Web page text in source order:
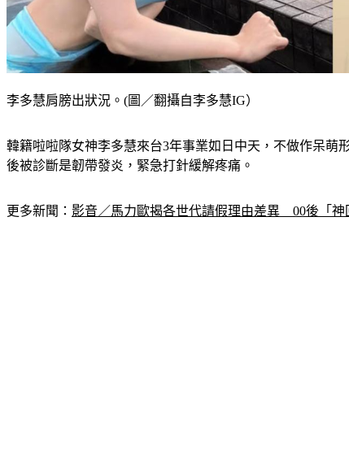
李多慧肩膀出狀況。(圖／翻攝自李多慧IG）
韓籍啦啦隊女神李多慧來台3年事業如日中天，不做作呆萌
後被診斷是韌帶發炎，緊急打針緩解疼痛。
更多新聞： 影音／馬力歐揭各世代請假理由差異　00後「